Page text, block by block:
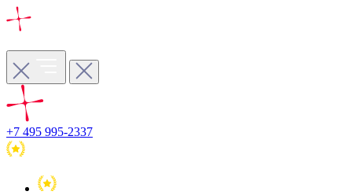
+7 495 995-2337